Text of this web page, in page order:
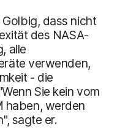
dass nicht
des NASA-
alle
verwenden,
- die
Sie kein vom
haben, werden
sagte er.